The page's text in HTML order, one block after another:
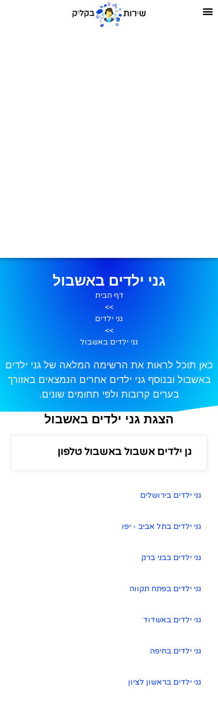
גני ילדים באשבול
דף הבית
>>
גני ילדים
>>
גני ילדים באשבול
כאן תוכל לראות את הרשימה המלאה של גני ילדים
באשבול ובנוסף גני ילדים אחרים הנמצאים באזורך
בערים קרובות ולפי תחומים שונים.
הצגת גני ילדים באשבול
גן ילדים אשבול באשבול טלפון
גני ילדים בירושלים
גני ילדים בתל אביב - יפו
גני ילדים בבני ברק
גני ילדים בפתח תקווה
גני ילדים באשדוד
גני ילדים בחיפה
גני ילדים בראשון לציון